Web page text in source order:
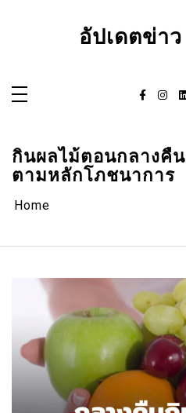
อัปเดตข่า
กินผลไม้ตอนกลางคื
ตามหลักโภชนาการ
Home